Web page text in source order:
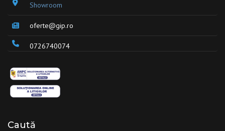
Showroom
oferte@gip.ro
0726740074
Caută